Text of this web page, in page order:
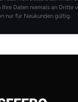
Ihre Daten niemals an Dritte
nur für Neukunden gültig.